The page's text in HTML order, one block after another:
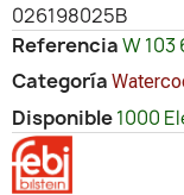
026198025B
ReferenciaW 103
Categoría
Disponible1000